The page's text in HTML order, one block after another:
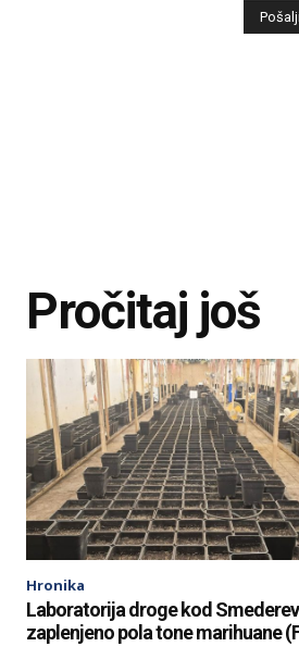
Pročitaj još
Hronika
Laboratorija droge kod
zaplenjeno pola tone marihuane